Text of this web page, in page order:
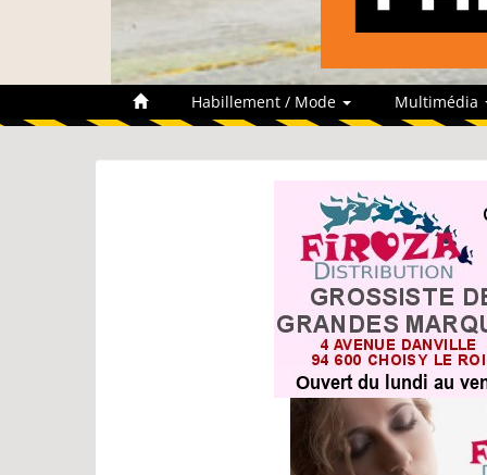
Habillement / Mode Multimédia